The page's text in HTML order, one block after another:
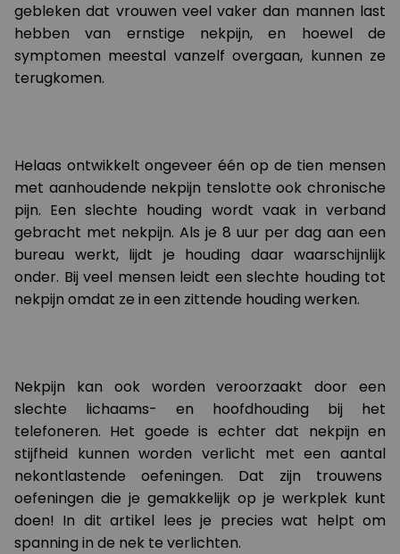
gebleken dat vrouwen veel vaker dan mannen last
hebben van ernstige nekpijn, en hoewel de
symptomen meestal vanzelf overgaan, kunnen ze
terugkomen.
Helaas ontwikkelt ongeveer één op de tien mensen
met aanhoudende nekpijn tenslotte ook chronische
pijn. Een slechte houding wordt vaak in verband
gebracht met nekpijn. Als je 8 uur per dag aan een
bureau werkt, lijdt je houding daar waarschijnlijk
onder. Bij veel mensen leidt een slechte houding tot
nekpijn omdat ze in een zittende houding werken.
Nekpijn kan ook worden veroorzaakt door een
slechte lichaams- en hoofdhouding bij het
telefoneren. Het goede is echter dat nekpijn en
stijfheid kunnen worden verlicht met een aantal
nekontlastende oefeningen. Dat zijn trouwens
oefeningen die je gemakkelijk op je werkplek kunt
doen! In dit artikel lees je precies wat helpt om
spanning in de nek te verlichten.